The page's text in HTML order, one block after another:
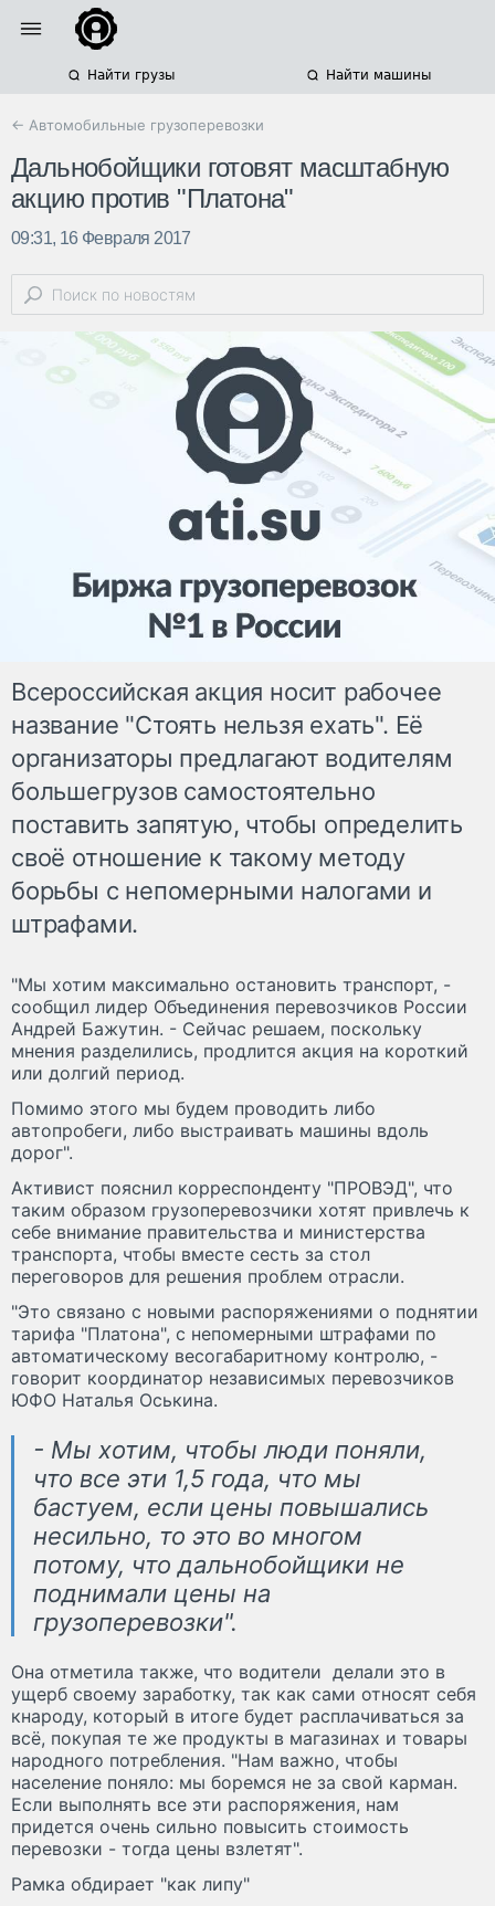
Найти грузы Найти машины
← Автомобильные грузоперевозки
Дальнобойщики готовят масштабную
акцию против "Платона"
09:31, 16 Февраля 2017
Всероссийская акция носит рабочее
название "Стоять нельзя ехать". Её
организаторы предлагают водителям
большегрузов самостоятельно
поставить запятую, чтобы определить
своё отношение к такому методу
борьбы с непомерными налогами и
штрафами.
"Мы хотим максимально остановить транспорт, -
сообщил лидер Объединения перевозчиков России
Андрей Бажутин. - Сейчас решаем, поскольку
мнения разделились, продлится акция на короткий
или долгий период.
Помимо этого мы будем проводить либо
автопробеги, либо выстраивать машины вдоль
дорог".
Активист пояснил корреспонденту "ПРОВЭД", что
таким образом грузоперевозчики хотят привлечь к
себе внимание правительства и министерства
транспорта, чтобы вместе сесть за стол
переговоров для решения проблем отрасли.
"Это связано с новыми распоряжениями о поднятии
тарифа "Платона", с непомерными штрафами по
автоматическому весогабаритному контролю, -
говорит координатор независимых перевозчиков
ЮФО Наталья Оськина.
- Мы хотим, чтобы люди поняли,
что все эти 1,5 года, что мы
бастуем, если цены повышались
несильно, то это во многом
потому, что дальнобойщики не
поднимали цены на
грузоперевозки".
Она отметила также, что водители делали это в
ущерб своему заработку, так как сами относят себя
кнароду, который в итоге будет расплачиваться за
всё, покупая те же продукты в магазинах и товары
народного потребления. "Нам важно, чтобы
население поняло: мы боремся не за свой карман.
Если выполнять все эти распоряжения, нам
придется очень сильно повысить стоимость
перевозки - тогда цены взлетят".
Рамка обдирает "как липу"